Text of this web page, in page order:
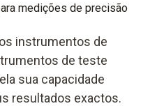
medições de precisão
instrumentos de
de teste
sua capacidade
resultados exactos.